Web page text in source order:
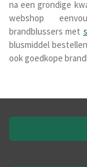
na een grondige
webshop
brandblussers met
blusmiddel
ook goedkope